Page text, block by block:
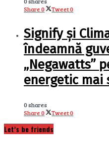
Share0 Tweet0
Signify și
îndeamnă
„Negawatts”
energetic mai
0 shares
Share0 Tweet0
Let’s be friends